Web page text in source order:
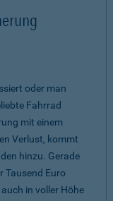
oder man
Fahrrad
mit einem
Verlust, kommt
hinzu. Gerade
Tausend Euro
in voller Höhe